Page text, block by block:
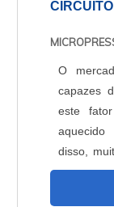
O
capazes
este
disso,
produção
que